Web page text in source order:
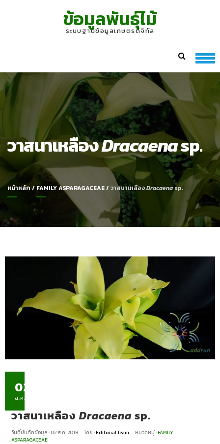
ข้อมูลพันธุ์ไม้
ระบบฐานข้อมูลเกษตรดิจิทัล
วาสนาเหลืองDracaenasp.
หน้าหลัก/FAMILY ASPARAGACEAE/ วาสนาเหลืองDracaenasp.
02
ส.ค.
วาสนาเหลืองDracaenasp.
วันที่บันทึกข้อมูล : 02 ส.ค. 2018 โดย :Editorial Team หมวดหมู่ :FAMILY
ASPARAGACEAE